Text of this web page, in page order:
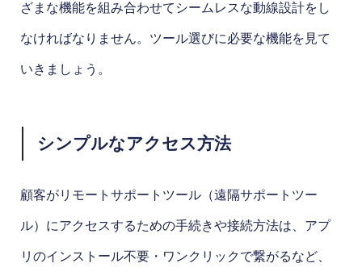
ざまな機能を組み合わせてシームレスな動線設計をし
なければなりません。ツール選びに必要な機能を見て
いきましょう。
シンプルなアクセス方法
顧客がリモートサポートツール（遠隔サポートツー
ル）にアクセスするための手続きや接続方法は、アプ
リのインストール不要・ワンクリックで繋がるなど、